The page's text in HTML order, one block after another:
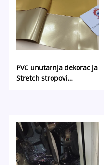
PVC unutarnja dekoracija
Stretch stropovi